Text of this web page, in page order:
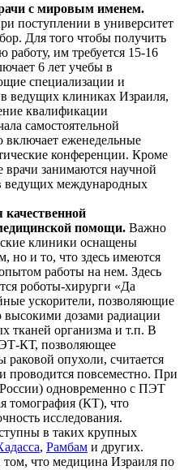
с мировым именем.
поступлении в университет
Для того чтобы получить
работу, им требуется 15-16
6 лет учебы в
специализации и
ведущих клиниках Израиля,
квалификации
самостоятельной
включает еженедельные
конференции. Кроме
врачи занимаются научной
ведущих международных
помощи. Важно
клиники оснащены
но и то, что здесь имеются
работы на нем. Здесь
роботы-хирурги «Да
ускорители, позволяющие
высокими дозами радиации
тканей организма и т.п. В
КТ, позволяющее
раковой опухоли, считается
проводится повсеместно. При
России) одновременно с ПЭТ
томография (КТ), что
исследования.
в таких крупных
, Рамбам и других.
что медицина Израиля по